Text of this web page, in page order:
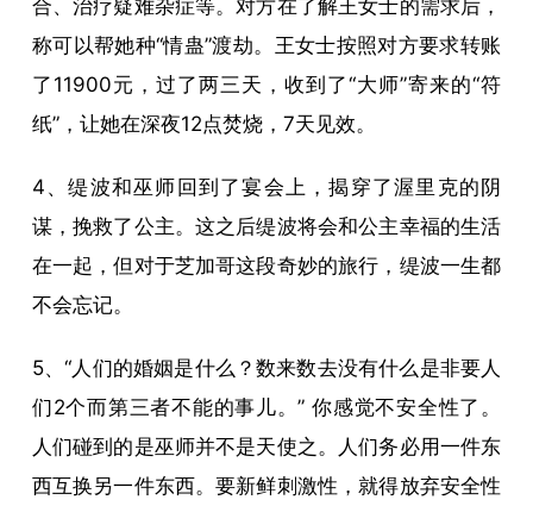
合、治疗疑难杂症等。对方在了解王女士的需求后，
称可以帮她种“情蛊”渡劫。王女士按照对方要求转账
了11900元，过了两三天，收到了“大师”寄来的“符
纸”，让她在深夜12点焚烧，7天见效。
4、缇波和巫师回到了宴会上，揭穿了渥里克的阴
谋，挽救了公主。这之后缇波将会和公主幸福的生活
在一起，但对于芝加哥这段奇妙的旅行，缇波一生都
不会忘记。
5、“人们的婚姻是什么？数来数去没有什么是非要人
们2个而第三者不能的事儿。” 你感觉不安全性了。
人们碰到的是巫师并不是天使之。人们务必用一件东
西互换另一件东西。要新鲜刺激性，就得放弃安全性